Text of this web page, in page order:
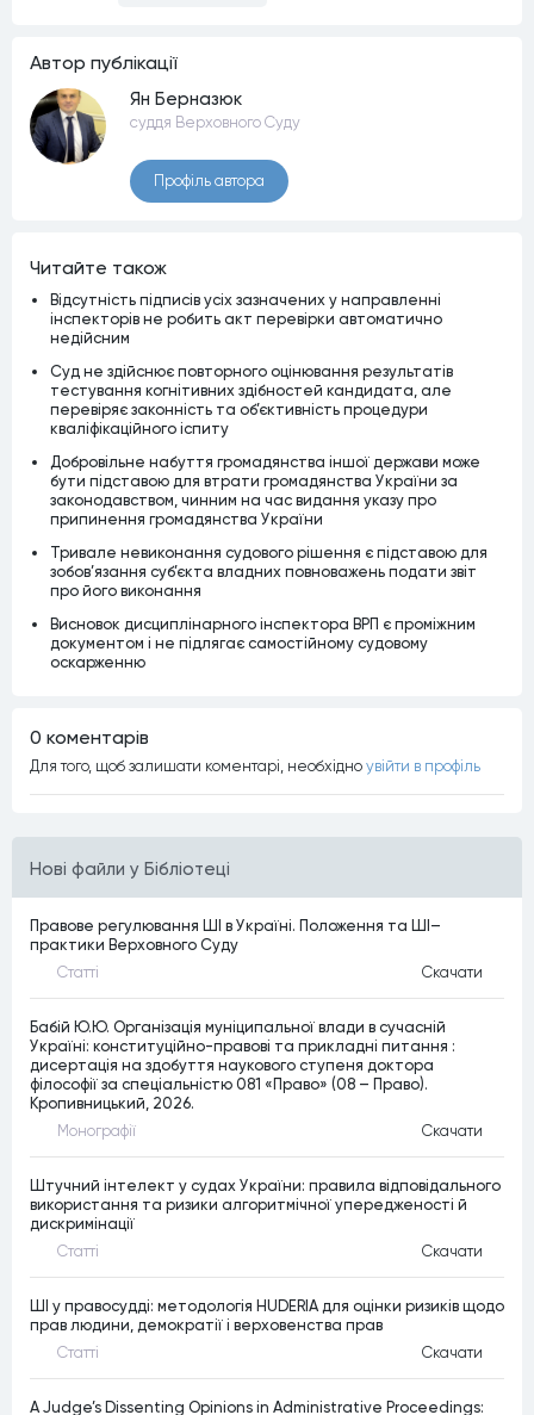
Нові файли у Бібліотеці
Правове регулювання ШІ в Україні. Положення та ШІ–
практики Верховного Суду
Статтi Скачати
Бабій Ю.Ю. Організація муніципальної влади в сучасній
Україні: конституційно-правові та прикладні питання :
дисертація на здобуття наукового ступеня доктора
філософії за спеціальністю 081 «Право» (08 – Право).
Кропивницький, 2026.
Монографiї Скачати
Штучний інтелект у судах України: правила відповідального
використання та ризики алгоритмічної упередженості й
дискримінації
Статтi Скачати
ШІ у правосудді: методологія HUDERIA для оцінки ризиків щодо
прав людини, демократії і верховенства прав
Статтi Скачати
A Judge’s Dissenting Opinions in Administrative Proceedings:
Автор публiкацiї
Ян Берназюк
суддя Верховного Суду
Профiль автора
Читайте також
Відсутність підписів усіх зазначених у направленні
інспекторів не робить акт перевірки автоматично
недійсним
Суд не здійснює повторного оцінювання результатів
тестування когнітивних здібностей кандидата, але
перевіряє законність та об’єктивність процедури
кваліфікаційного іспиту
Добровільне набуття громадянства іншої держави може
бути підставою для втрати громадянства України за
законодавством, чинним на час видання указу про
припинення громадянства України
Тривале невиконання судового рішення є підставою для
зобов’язання суб’єкта владних повноважень подати звіт
про його виконання
Висновок дисциплінарного інспектора ВРП є проміжним
документом і не підлягає самостійному судовому
оскарженню
0 коментарiв
Для того, щоб залишати коментарi, необхiдно увiйти в профiль